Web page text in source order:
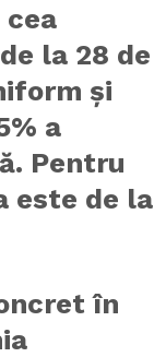
la 28 de
și
a
Pentru
este de la
în